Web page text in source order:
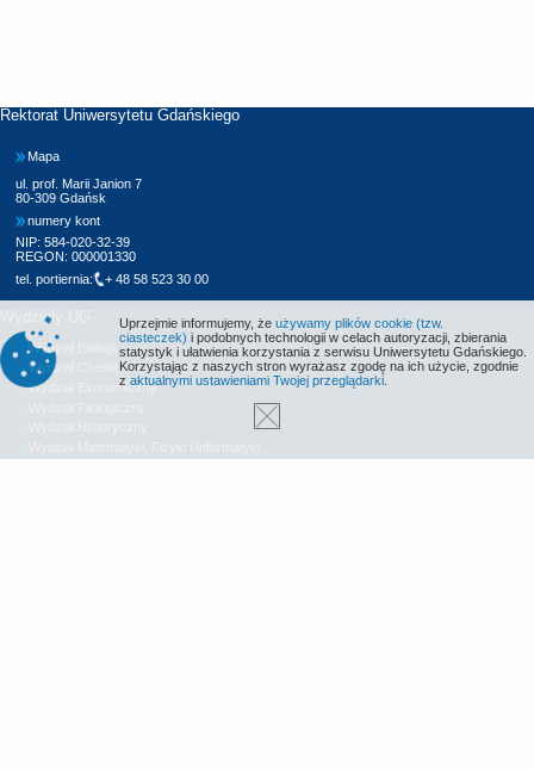
Rektorat Uniwersytetu Gdańskiego
Mapa
ul. prof. Marii Janion 7
80-309 Gdańsk
numery kont
NIP: 584-020-32-39
REGON: 000001330
tel. portiernia:
+ 48 58 523 30 00
Wydziały UG
Wydział Biologii
Wydział Chemii
Wydział Ekonomiczny
Uprzejmie informujemy, że używamy plików cookie (tzw.
ciasteczek) i podobnych technologii w celach autoryzacji, zbierania
statystyk i ułatwienia korzystania z serwisu Uniwersytetu Gdańskiego.
Korzystając z naszych stron wyrażasz zgodę na ich użycie, zgodnie
z aktualnymi ustawieniami Twojej przeglądarki